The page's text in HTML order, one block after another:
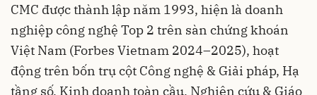
CMC được thành lập năm 1993, hiện là doanh
nghiệp công nghệ Top 2 trên sàn chứng khoán
Việt Nam (Forbes Vietnam 2024–2025), hoạt
động trên bốn trụ cột Công nghệ & Giải pháp, Hạ
tầng số, Kinh doanh toàn cầu, Nghiên cứu & Giáo